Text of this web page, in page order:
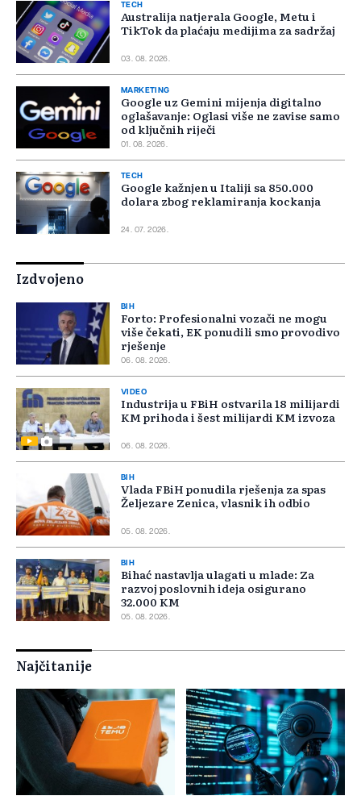
TECH
Australija natjerala Google, Metu i
TikTok da plaćaju medijima za sadržaj
03. 08. 2026.
MARKETING
Google uz Gemini mijenja digitalno
oglašavanje: Oglasi više ne zavise samo
od ključnih riječi
01. 08. 2026.
TECH
Google kažnjen u Italiji sa 850.000
dolara zbog reklamiranja kockanja
24. 07. 2026.
Izdvojeno
BIH
Forto: Profesionalni vozači ne mogu
više čekati, EK ponudili smo provodivo
rješenje
06. 08. 2026.
VIDEO
Industrija u FBiH ostvarila 18 milijardi
KM prihoda i šest milijardi KM izvoza
06. 08. 2026.
BIH
Vlada FBiH ponudila rješenja za spas
Željezare Zenica, vlasnik ih odbio
05. 08. 2026.
BIH
Bihać nastavlja ulagati u mlade: Za
razvoj poslovnih ideja osigurano
32.000 KM
05. 08. 2026.
Najčitanije